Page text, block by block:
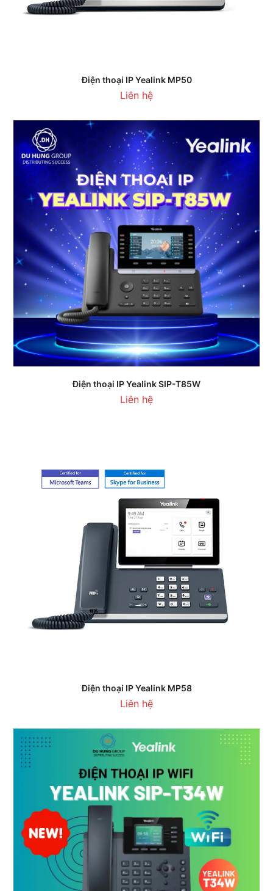
Điện thoại IP Yealink MP50
Liên hệ
Điện thoại IP Yealink SIP-T85W
Liên hệ
Điện thoại IP Yealink MP58
Liên hệ